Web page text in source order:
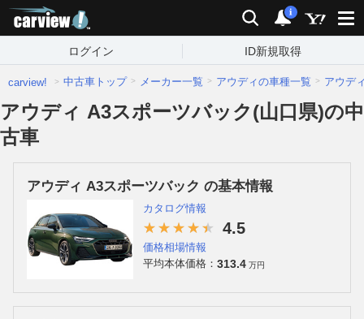
検索 通知
i
ログイン ID新規取得
carview! 中古車トップ メーカー一覧 アウディの車種一覧 アウデ
アウディ A3スポーツバック(山口県)の中
古車
アウディ A3スポーツバック の基本情報
カタログ情報
4.5
価格相場情報
平均本体価格： 313.4 万円